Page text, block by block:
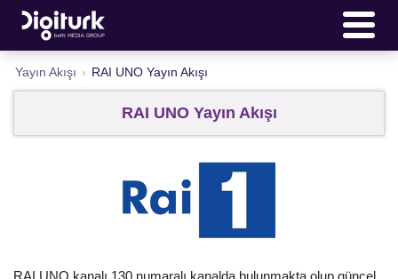
Yayın Akışı › RAI UNO Yayın Akışı
RAI UNO Yayın Akışı